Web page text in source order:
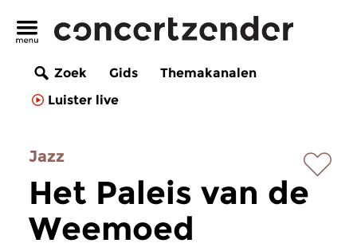
Zoek Gids
Themakanalen
Luister live
Jazz
Het Paleis van de
Weemoed